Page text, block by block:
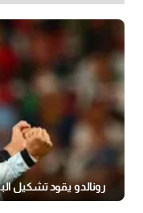
رونالدو يقود تشكيل